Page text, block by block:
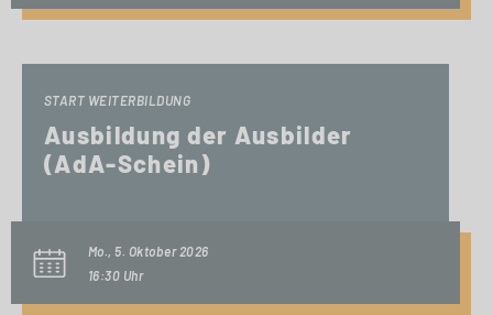
START WEITERBILDUNG
Ausbildung der Ausbilder
(AdA-Schein)
Mo., 5. Oktober 2026
16:30 Uhr